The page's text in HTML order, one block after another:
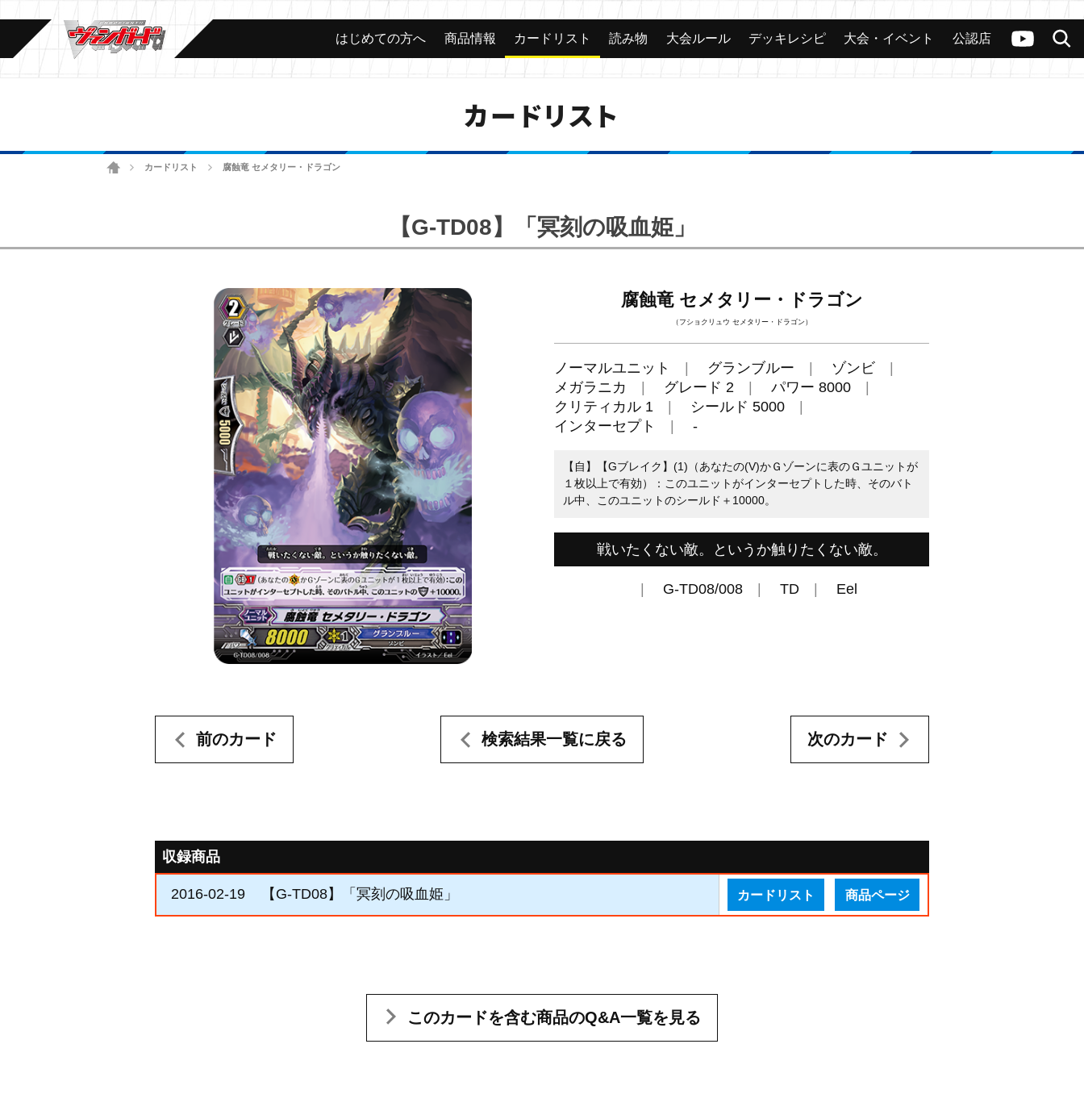
ヴァンガードch
検索
カード 大会 公認店舗 その他
はじめての方へ 商品情報 カードリスト 読み物 大会ルール デッキレシピ 大会・イベント 公認店
カードリスト
ホームカードリスト 腐蝕竜 セメタリー・ドラゴン
【G-TD08】「冥刻の吸血姫」
腐蝕竜 セメタリー・ドラゴン
（フショクリュウ セメタリー・ドラゴン）
ノーマルユニット グランブルー
ゾンビ
メガラニカ
グレード 2
パワー 8000
クリティカル 1
シールド 5000
インターセプト
-
【自】【Gブレイク】(1)（あなたの(V)かＧゾーンに表のＧユニットが
１枚以上で有効）：このユニットがインターセプトした時、そのバト
ル中、このユニットのシールド＋10000。
戦いたくない敵。というか触りたくない敵。
G-TD08/008 TD Eel
前のカード 検索結果一覧に戻る 次のカード
収録商品
2016-02-19 【G-TD08】「冥刻の吸血姫」 カードリスト 商品ページ
このカードを含む商品のQ&A一覧を見る